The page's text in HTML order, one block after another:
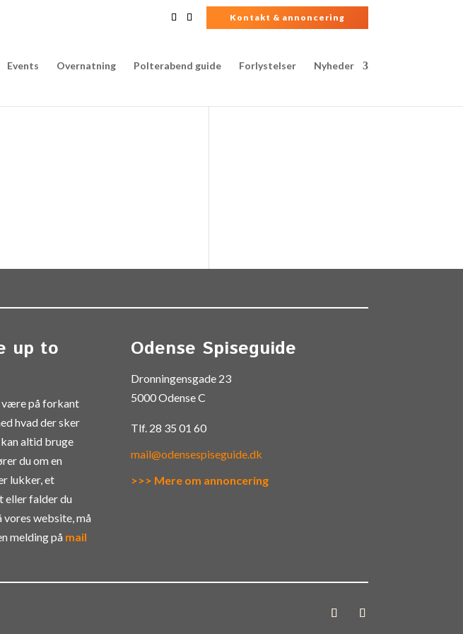
Kontakt & annoncering
Events Overnatning Polterabend guide Forlystelser Nyheder
up to
være på forkant
hvad der sker
altid bruge
du om en
lukker, et
eller falder du
website, må
melding på mail
Odense Spiseguide
Dronningensgade 23
5000 Odense C
Tlf. 28 35 01 60
mail@odensespiseguide.dk
>>> Mere om annoncering